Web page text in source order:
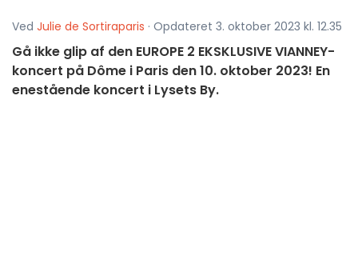
Ved Julie de Sortiraparis · Opdateret 3. oktober 2023 kl. 12.35
Gå ikke glip af den EUROPE 2 EKSKLUSIVE VIANNEY-
koncert på Dôme i Paris den 10. oktober 2023! En
enestående koncert i Lysets By.